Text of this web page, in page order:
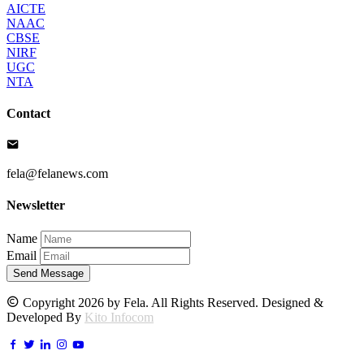
AICTE
NAAC
CBSE
NIRF
UGC
NTA
Contact
fela@felanews.com
Newsletter
Name
Email
Send Message
Copyright 2026 by Fela. All Rights Reserved. Designed &
Developed By Kito Infocom